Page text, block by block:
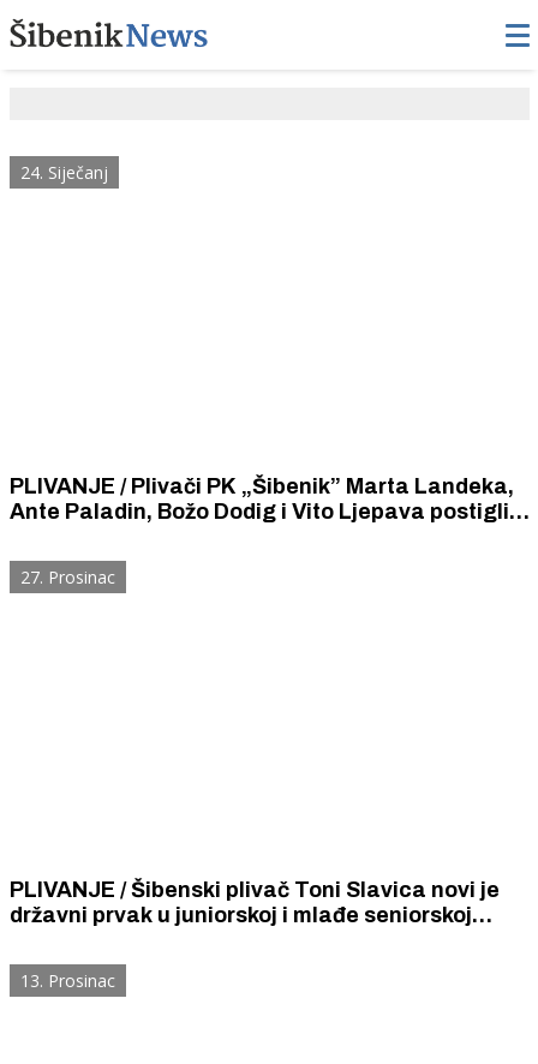
24. Siječanj
PLIVANJE / Plivači PK „Šibenik” Marta Landeka,
Ante Paladin, Božo Dodig i Vito Ljepava postigli
početnike i mlađe kadete
27. Prosinac
PLIVANJE / Šibenski plivač Toni Slavica novi je
državni prvak u juniorskoj i mlađe seniorskoj
prvak na 200 mješovito
13. Prosinac